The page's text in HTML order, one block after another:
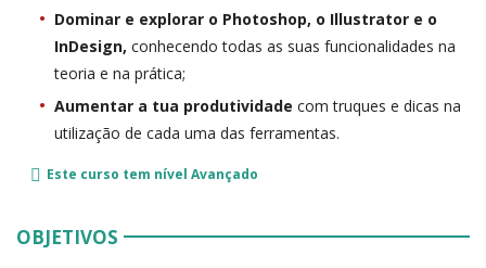
Dominar e explorar o Photoshop, o Illustrator e o
InDesign, conhecendo todas as suas funcionalidades na
teoria e na prática;
Aumentar a tua produtividade com truques e dicas na
utilização de cada uma das ferramentas.
Este curso tem nível Avançado
OBJETIVOS